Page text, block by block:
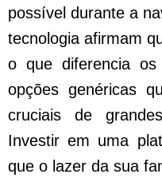
possível durante a
tecnologia afirmam
o que diferencia
opções genéricas
cruciais de
Investir em uma
que o lazer da sua